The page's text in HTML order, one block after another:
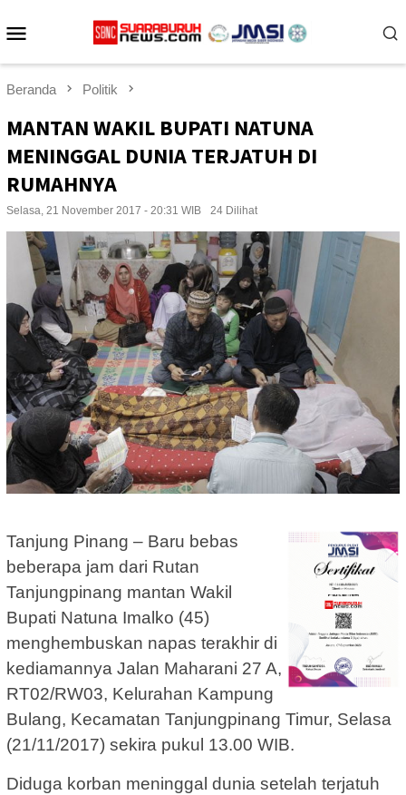
ke
Beranda Politik
MANTAN WAKIL BUPATI NATUNA
MENINGGAL DUNIA TERJATUH DI
RUMAHNYA
Selasa, 21 November 2017 - 20:31 WIB 24 Dilihat
Tanjung Pinang – Baru bebas
beberapa jam dari Rutan
Tanjungpinang mantan Wakil
Bupati Natuna Imalko (45)
menghembuskan napas terakhir di
kediamannya Jalan Maharani 27 A,
RT02/RW03, Kelurahan Kampung
Bulang, Kecamatan Tanjungpinang Timur, Selasa
(21/11/2017) sekira pukul 13.00 WIB.
Diduga korban meninggal dunia setelah terjatuh